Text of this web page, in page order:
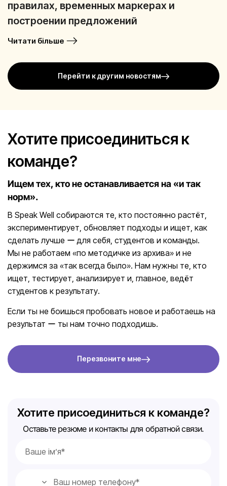
правилах, временных маркерах и
построении предложений
Читати більше
Перейти к другим новостям
Хотите присоединиться к
команде?
Ищем тех, кто не останавливается на «и так
норм».
В Speak Well собираются те, кто постоянно растёт,
экспериментирует, обновляет подходы и ищет, как
сделать лучше ー для себя, студентов и команды.
Мы не работаем «по методичке из архива» и не
держимся за «так всегда было». Нам нужны те, кто
ищет, тестирует, анализирует и, главное, ведёт
студентов к результату.
Если ты не боишься пробовать новое и работаешь на
результат ー ты нам точно подходишь.
Перезвоните мне
Хотите присоединиться к команде?
Оставьте резюме и контакты для обратной связи.